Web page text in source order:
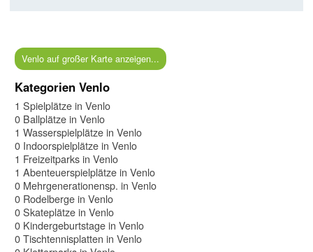
Venlo auf großer Karte anzeigen...
Kategorien Venlo
1 Spielplätze in Venlo
0 Ballplätze in Venlo
1 Wasserspielplätze in Venlo
0 Indoorspielplätze in Venlo
1 Freizeitparks in Venlo
1 Abenteuerspielplätze in Venlo
0 Mehrgenerationensp. in Venlo
0 Rodelberge in Venlo
0 Skateplätze in Venlo
0 Kindergeburtstage in Venlo
0 Tischtennisplatten in Venlo